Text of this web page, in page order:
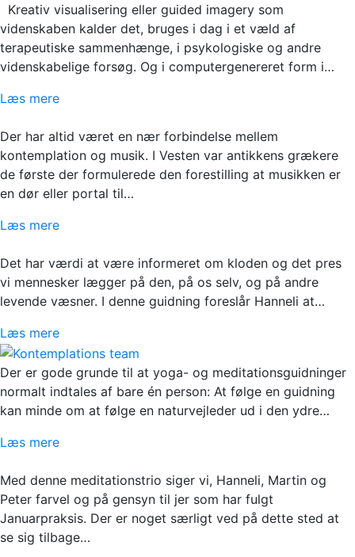
Kreativ visualisering eller guided imagery som
videnskaben kalder det, bruges i dag i et væld af
terapeutiske sammenhænge, i psykologiske og andre
videnskabelige forsøg. Og i computergenereret form i…
Læs mere
Der har altid været en nær forbindelse mellem
kontemplation og musik. I Vesten var antikkens grækere
de første der formulerede den forestilling at musikken er
en dør eller portal til…
Læs mere
Det har værdi at være informeret om kloden og det pres
vi mennesker lægger på den, på os selv, og på andre
levende væsner. I denne guidning foreslår Hanneli at…
Læs mere
Der er gode grunde til at yoga- og meditationsguidninger
normalt indtales af bare én person: At følge en guidning
kan minde om at følge en naturvejleder ud i den ydre…
Læs mere
Med denne meditationstrio siger vi, Hanneli, Martin og
Peter farvel og på gensyn til jer som har fulgt
Januarpraksis. Der er noget særligt ved på dette sted at
se sig tilbage…